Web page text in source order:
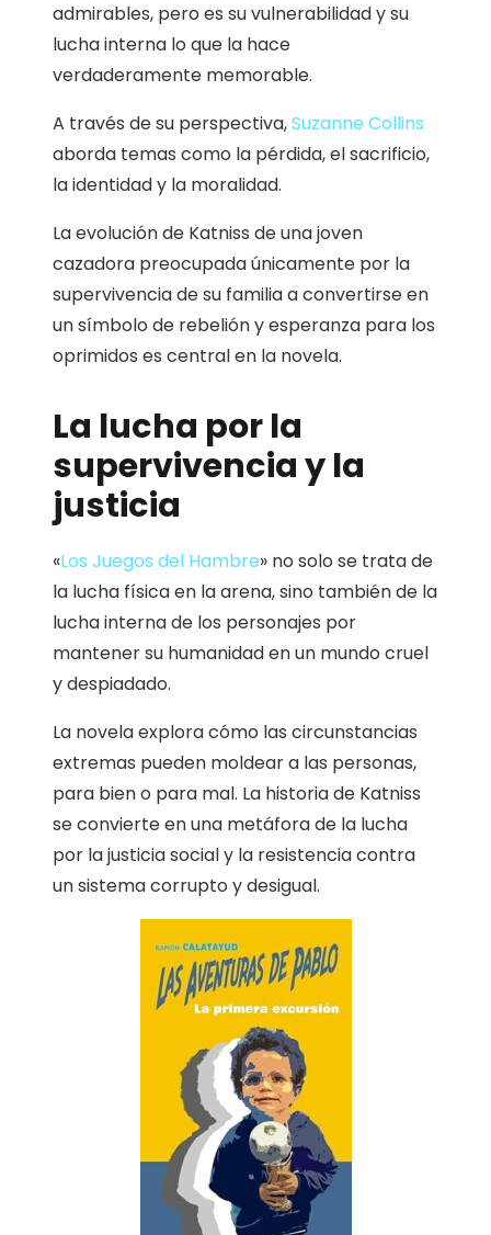
admirables, pero es su vulnerabilidad y su
lucha interna lo que la hace
verdaderamente memorable.
A través de su perspectiva,Suzanne Collins
aborda temas como la pérdida, el sacrificio,
la identidad y la moralidad.
La evolución de Katniss de una joven
cazadora preocupada únicamente por la
supervivencia de su familia a convertirse en
un símbolo de rebelión y esperanza para los
oprimidos es central en la novela.
La lucha por la
supervivencia y la
justicia
«Los Juegos del Hambre» no solo se trata de
la lucha física en la arena, sino también de la
lucha interna de los personajes por
mantener su humanidad en un mundo cruel
y despiadado.
La novela explora cómo las circunstancias
extremas pueden moldear a las personas,
para bien o para mal. La historia de Katniss
se convierte en una metáfora de la lucha
por la justicia social y la resistencia contra
un sistema corrupto y desigual.